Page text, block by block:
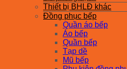
Thiết bị BHLĐ khác
Đồng phục bếp
Quần áo bếp
Áo bếp
Quần bếp
Tạp dề
Mũ bếp